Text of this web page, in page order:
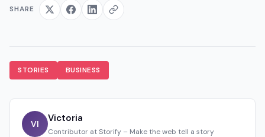
SHARE
STORIES BUSINESS
VI
Victoria
Contributor at Storify – Make the web tell a story